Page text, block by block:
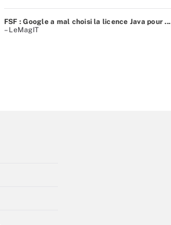
FSF : Google a mal choisi la licence Java pour ...
– LeMagIT